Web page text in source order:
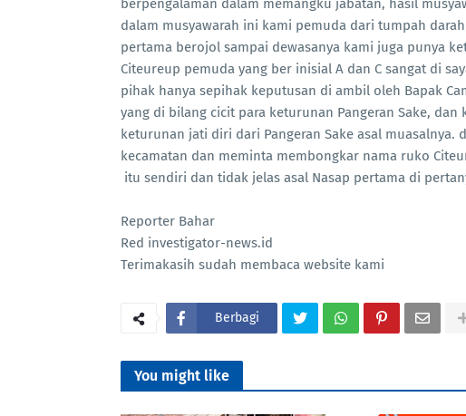
berpengalaman dalam memangku jabatan, hasil
dalam musyawarah ini kami pemuda dari tumpah
pertama berojol sampai dewasanya kami juga punya
Citeureup pemuda yang ber inisial A dan C sangat di
pihak hanya sepihak keputusan di ambil oleh Bapak
yang di bilang cicit para keturunan Pangeran Sake,
keturunan jati diri dari Pangeran Sake asal muasalnya.
kecamatan dan meminta membongkar nama ruko
itu sendiri dan tidak jelas asal Nasap pertama di
Reporter Bahar
Red investigator-news.id
Terimakasih sudah membaca website kami
Berbagi
You might like